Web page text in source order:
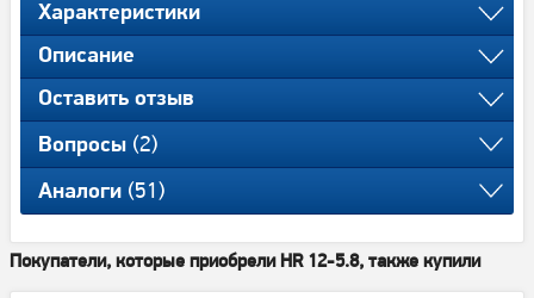
Характеристики
Описание
Оставить отзыв
Вопросы (2)
Аналоги (51)
Покупатели, которые приобрели HR 12-5.8, также купили